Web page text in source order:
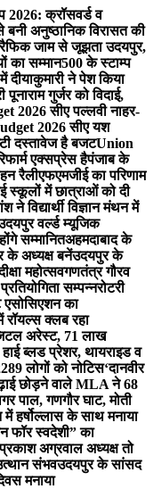
2026: क्रॉसवर्ड व
अनुष्ठानिक विरासत की
जाम से जूझता उदयपुर,
का सम्मान500 के स्टाम्प
दीयाकुमारी ने पेश किया
पूनाराम गुर्जर को विदाई,
2026 सीए पल्लवी नाहर-
2026 सीए यश
दस्तावेज है बजटUnion
एक्सप्रेस हैपंजाब के
रैलीएफएमजीई का परिणाम
स्कूलों में छात्राओं को दी
ने विद्यार्थी विज्ञान मंथन में
वर्ल्ड म्यूजिक
सम्मानितअहमदाबाद के
के अध्यक्ष बनेंउदयपुर के
महोत्सवगणतंत्र गौरव
सम्पन्नरोटरी
का
रॉयल्स क्लब रहा
अरेस्ट, 71 लाख
ब्लड प्रेशर, थायराइड व
लोगों को नोटिस‘दानवीर
छोड़ने वाले MLA ने 68
पाल, गणगौर घाट, मोती
हर्षोल्लास के साथ मनाया
फॉर स्वदेशी” का
अग्रवाल अध्यक्ष तो
संभवउदयपुर के सांसद
मनाया